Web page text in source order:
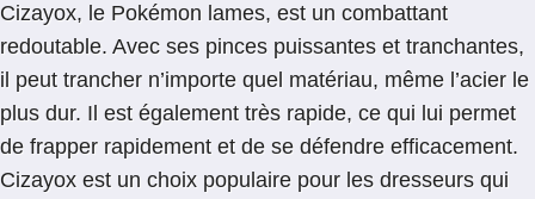
Cizayox, le Pokémon lames, est un combattant
redoutable. Avec ses pinces puissantes et tranchantes,
il peut trancher n’importe quel matériau, même l’acier le
plus dur. Il est également très rapide, ce qui lui permet
de frapper rapidement et de se défendre efficacement.
Cizayox est un choix populaire pour les dresseurs qui